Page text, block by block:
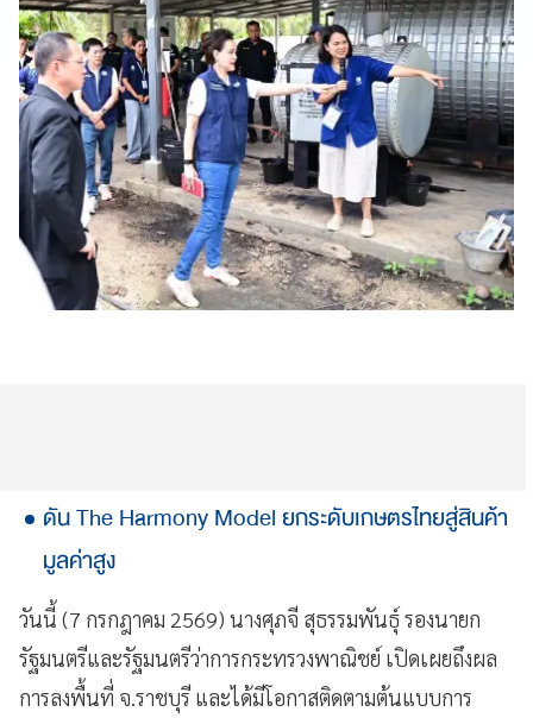
ดัน The Harmony Model ยกระดับเกษตรไทยสู่สินค้า
มูลค่าสูง
วันนี้ (7 กรกฎาคม 2569) นางศุภจี สุธรรมพันธุ์ รองนายก
รัฐมนตรีและรัฐมนตรีว่าการกระทรวงพาณิชย์ เปิดเผยถึงผล
การลงพื้นที่ จ.ราชบุรี และได้มีโอกาสติดตามต้นแบบการ